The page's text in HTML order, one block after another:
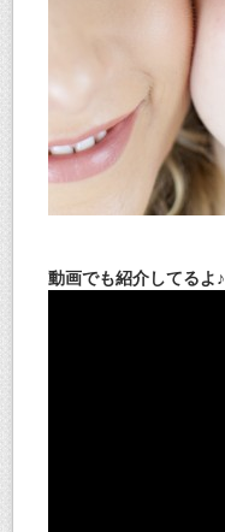
動画でも紹介してるよ♪